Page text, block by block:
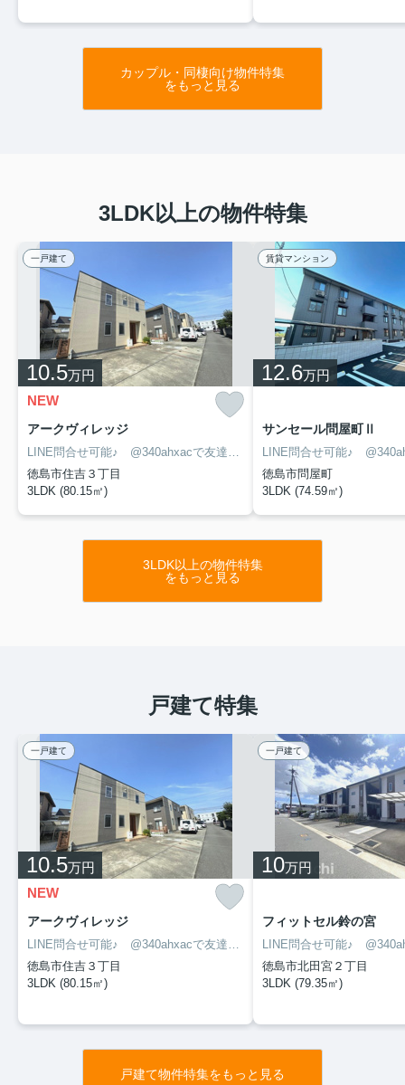
カップル・同棲向け物件特集
をもっと見る
3LDK以上の物件特集
一戸建て
10.5万円
NEW
アークヴィレッジ
LINE問合せ可能♪ @340ahxacで友達検索して下さい
徳島市住吉３丁目
3LDK (80.15㎡)
賃貸マンション
12.6万円
サンセール問屋町Ⅱ
徳島市問屋町
3LDK (74.59㎡)
3LDK以上の物件特集
をもっと見る
戸建て特集
一戸建て
10.5万円
NEW
アークヴィレッジ
LINE問合せ可能♪ @340ahxacで友達検索して下さい
徳島市住吉３丁目
3LDK (80.15㎡)
一戸建て
10万円
フィットセル鈴の宮
徳島市北田宮２丁目
3LDK (79.35㎡)
戸建て物件特集をもっと見る